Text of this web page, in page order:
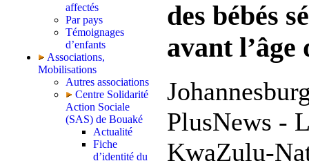
affectés
Par pays
Témoignages
d’enfants
Associations,
Mobilisations
Autres associations
Centre Solidarité
Action Sociale
(SAS) de Bouaké
Actualité
Fiche
d’identité du
des bébés
avant l’âge
PlusNews -
KwaZulu-